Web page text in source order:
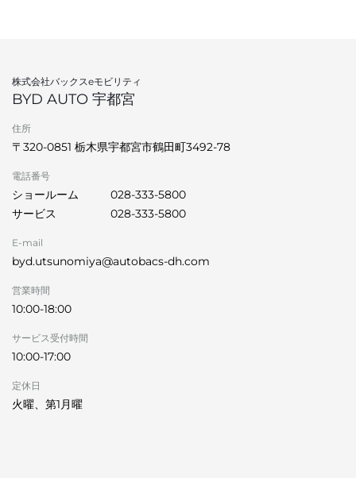
株式会社バックスeモビリティ
BYD AUTO 宇都宮
住所
〒320-0851 栃木県宇都宮市鶴田町3492-78
電話番号
ショールーム
028-333-5800
サービス
028-333-5800
E-mail
byd.utsunomiya@autobacs-dh.com
営業時間
10:00-18:00
サービス受付時間
10:00-17:00
定休日
火曜、第1月曜